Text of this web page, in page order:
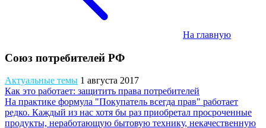
На главную
Союз потребителей РФ
Актуальные темы 1 августа 2017
Как это работает: защитить права потребителей
На практике формула "Покупатель всегда прав" работает
редко. Каждый из нас хотя бы раз приобретал просроченные
продукты, неработающую бытовую технику, некачественную